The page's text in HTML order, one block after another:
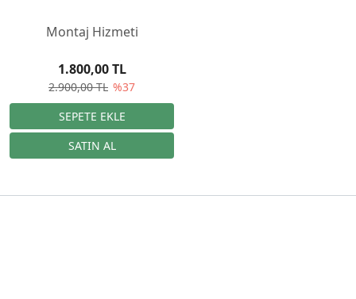
Montaj Hizmeti
2.900,00 TL %37
1.800,00 TL